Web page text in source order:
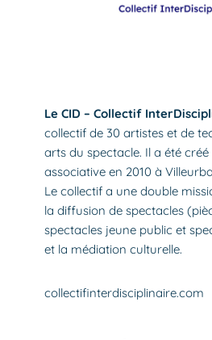
Le CID – Collectif
collectif de 30 artistes et de
arts du spectacle. Il a été
associative en 2010 à
Le collectif a une double
la diffusion de spectacles
spectacles jeune public et
et la médiation culturelle.
collectifinterdisciplinaire.com